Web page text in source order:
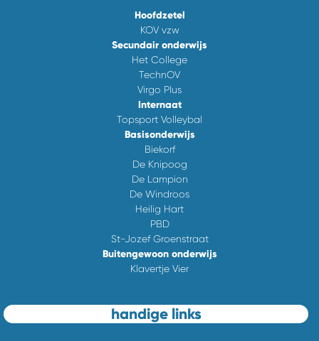
Hoofdzetel
KOV vzw
Secundair onderwijs
Het College
TechnOV
Virgo Plus
Internaat
Topsport Volleybal
Basisonderwijs
Biekorf
De Knipoog
De Lampion
De Windroos
Heilig Hart
PBD
St-Jozef Groenstraat
Buitengewoon onderwijs
Klavertje Vier
handige links